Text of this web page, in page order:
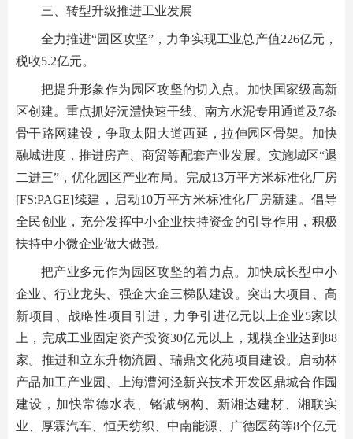
三、转型升级推进工业发展
全力推进“园区攻坚”，力争实现工业总产值226亿元，
税收5.2亿元。
把提升形象作为园区攻坚的切入点。加快国家级高新
区创建。重点抓好沅澧快速干线、南方水泥专用通道及7条
骨干路网建设，争取太阳大道西延，拉伸园区骨架。加快
融城进度，推进房产、商贸等配套产业发展。实施城区“退
二进三”，优化园区产业布局。完成13万平方米标准化厂房
[FS:PAGE]续建，启动10万平方米标准化厂房新建。倡导
全民创业，充分发挥中小企业扶持资金的引导作用，积极
扶持中小微企业做大做强。
把产业多元作为园区攻坚的着力点。加快成长型中小
企业、行业龙头、强企大企三梯队建设。突出大项目、高
新项目、战略性项目引进，力争引进亿元以上企业5家以
上，完成工业固定资产投资30亿元以上，规模企业达到88
家。推进和立东升物流园、瑞鼎文化苑项目建设。启动林
产品加工产业园、上海漕河泾新兴技术开发区鼎城合作园
建设，加快常德水表、铭诚钢构、新湘达建材、湘联实
业、厚霖汽车、恒天纺织、中南能源、广德医药等8个亿元